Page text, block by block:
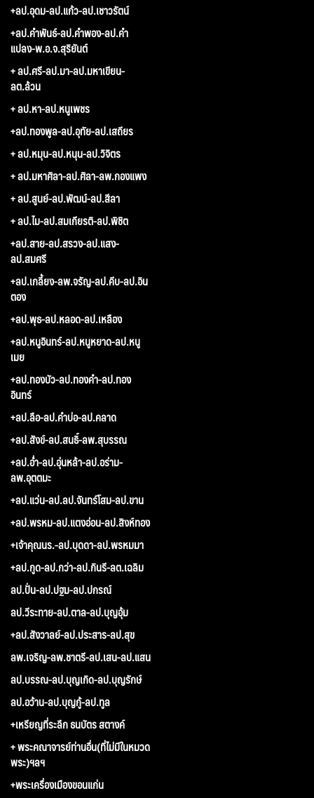
+ลป.อุดม-ลป.แก้ว-ลป.เชาวรัตน์
+ลป.คำพันธ์-ลป.คำพอง-ลป.คำ
แปลง-พ.อ.จ.สุริยันต์
+ ลป.ศรี-ลป.มา-ลป.มหาเขียน-
ลต.ล้วน
+ ลป.หา-ลป.หนูเพชร
+ลป.ทองพูล-ลป.อุทัย-ลป.เสถียร
+ ลป.หมุน-ลป.หนุน-ลป.วิจิตร
+ ลป.มหาศิลา-ลป.ศิลา-ลพ.กองแพง
+ ลป.สูนย์-ลป.พัฒน์-ลป.สีลา
+ ลป.ไม-ลป.สมเกียรติ-ลป.พิชิต
+ลป.สาย-ลป.สรวง-ลป.แสง-
ลป.สมศรี
+ลป.เกลี้ยง-ลพ.จรัญ-ลป.คีบ-ลป.อิน
ตอง
+ลป.พุธ-ลป.หลอด-ลป.เหลือง
+ลป.หนูอินทร์-ลป.หนูหยาด-ลป.หนู
เมย
+ลป.ทองบัว-ลป.ทองคำ-ลป.ทอง
อินทร์
+ลป.ลือ-ลป.คำบ่อ-ลป.คลาด
+ลป.สังข์-ลป.สนธิ์-ลพ.สุบรรณ
+ลป.อ่ำ-ลป.อุ่นหล้า-ลป.อร่าม-
ลพ.อุตตมะ
+ลป.แว่น-ลป.ลป.จันทร์โสม-ลป.ขาน
+ลป.พรหม-ลป.แตงอ่อน-ลป.สิงห์ทอง
+เจ้าคุณนร.-ลป.บุดดา-ลป.พรหมมา
+ลป.กูด-ลป.กว่า-ลป.กินรี-ลต.เฉลิม
ลป.ปั่น-ลป.ปฐม-ลป.ปกรณ์
ลป.วีระทาย-ลป.ตาล-ลป.บุญอุ้ม
+ลป.สังวาลย์-ลป.ประสาร-ลป.สุข
ลพ.เจริญ-ลพ.ชาตรี-ลป.เสน-ลป.แสน
ลป.บรรณ-ลป.บุญเกิด-ลป.บุญรักษ์
ลป.อว้าน-ลป.บุญกู้-ลป.ทูล
+เหรียญที่ระลึก ธนบัตร สตางค์
+ พระคณาจารย์ท่านอื่น(ที่ไม่มีในหมวด
พระ)ฯลฯ
+พระเครื่องเมืองขอนแก่น